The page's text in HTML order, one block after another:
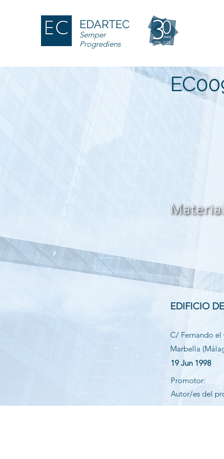
EDARTEC
Semper
Progrediens
EDIFICIO
C/ Fernando el
Marbella
19 Jun 1998
Promotor:
Autor/es del